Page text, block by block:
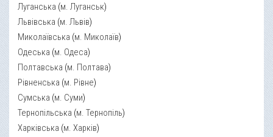
Луганська (м. Луганськ)
Львівська (м. Львів)
Миколаївська (м. Миколаїв)
Одеська (м. Одеса)
Полтавська (м. Полтава)
Рівненська (м. Рівне)
Сумська (м. Суми)
Тернопільська (м. Тернопіль)
Харківська (м. Харків)